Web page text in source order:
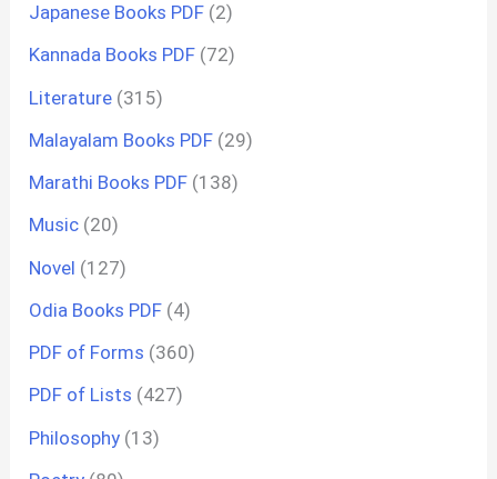
Japanese Books PDF (2)
Kannada Books PDF (72)
Literature (315)
Malayalam Books PDF (29)
Marathi Books PDF (138)
Music (20)
Novel (127)
Odia Books PDF (4)
PDF of Forms (360)
PDF of Lists (427)
Philosophy (13)